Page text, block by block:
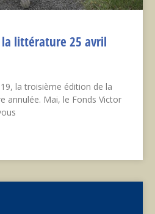
la littérature 25 avril
la troisième édition de la
annulée. Mai, le Fonds Victor